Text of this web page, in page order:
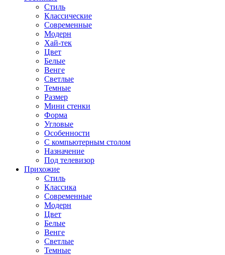
Стиль
Классические
Современные
Модерн
Хай-тек
Цвет
Белые
Венге
Светлые
Темные
Размер
Мини стенки
Форма
Угловые
Особенности
С компьютерным столом
Назначение
Под телевизор
Прихожие
Стиль
Классика
Современные
Модерн
Цвет
Белые
Венге
Светлые
Темные